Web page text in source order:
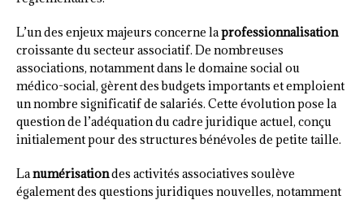
L’un des enjeux majeurs concerne laprofessionnalisation
croissante du secteur associatif. De nombreuses
associations, notamment dans le domaine social ou
médico-social, gèrent des budgets importants et emploient
un nombre significatif de salariés. Cette évolution pose la
question de l’adéquation du cadre juridique actuel, conçu
initialement pour des structures bénévoles de petite taille.
Lanumérisationdes activités associatives soulève
également des questions juridiques nouvelles, notamment